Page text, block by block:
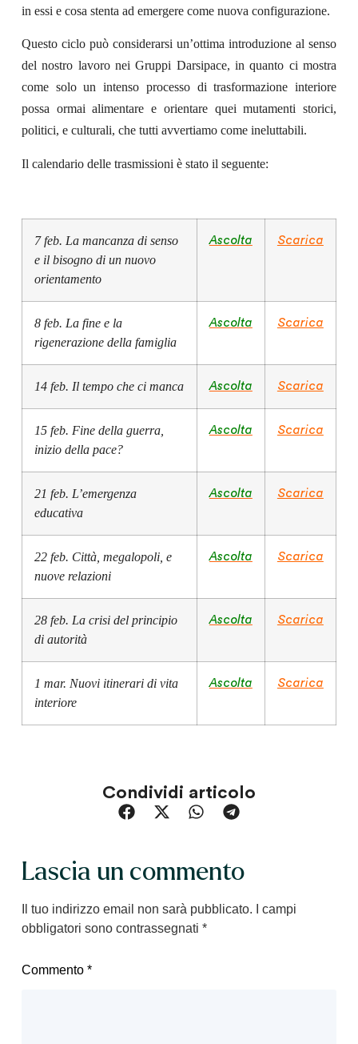
in essi e cosa stenta ad emergere come nuova configurazione.
Questo ciclo può considerarsi un’ottima introduzione al senso
del nostro lavoro nei Gruppi Darsipace, in quanto ci mostra
come solo un intenso processo di trasformazione interiore
possa ormai alimentare e orientarequei mutamenti storici,
politici, e culturali, che tutti avvertiamo come ineluttabili.
Il calendario delle trasmissioni è statoil seguente:
7 feb. La mancanza di senso
e il bisogno di un nuovo
orientamento
Ascolta Scarica
8 feb. La fine e la
rigenerazione della famiglia
Ascolta Scarica
14 feb. Il tempo che ci manca Ascolta Scarica
15 feb. Fine della guerra,
inizio della pace?
Ascolta Scarica
21 feb. L’emergenza
educativa
Ascolta Scarica
22 feb. Città, megalopoli, e
nuove relazioni
Ascolta Scarica
28 feb. La crisi del principio
di autorità
Ascolta Scarica
1 mar. Nuovi itinerari di vita
interiore
Ascolta Scarica
Condividi articolo
Lascia un commento
Il tuo indirizzo email non sarà pubblicato.
I campi
obbligatori sono contrassegnati *
Commento *